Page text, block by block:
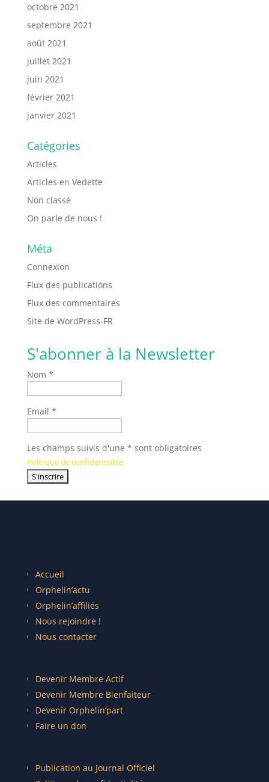
octobre 2021
septembre 2021
août 2021
juillet 2021
juin 2021
février 2021
janvier 2021
Catégories
Articles
Articles en Vedette
Non classé
On parle de nous !
Méta
Connexion
Flux des publications
Flux des commentaires
Site de WordPress-FR
S'abonner à la Newsletter
Nom *
Email *
Les champs suivis d'une * sont obligatoires
Politique de confidentialité
Accueil
Orphelin’actu
Orphelin’affiliés
Nous rejoindre !
Nous contacter
Devenir Membre Actif
Devenir Membre Bienfaiteur
Devenir Orphelin’part
Faire un don
Publication au Journal Officiel